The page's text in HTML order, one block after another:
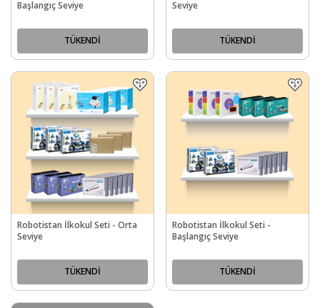
Başlangıç Seviye
TÜKENDİ
Seviye
TÜKENDİ
Robotistan İlkokul Seti - Orta
Seviye
TÜKENDİ
Robotistan İlkokul Seti -
Başlangıç Seviye
TÜKENDİ